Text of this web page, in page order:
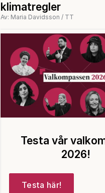
klimatregler
Av: Maria Davidsson / TT
Testa vår
2026!
Testa här!